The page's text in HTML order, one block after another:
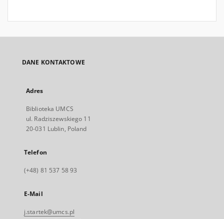
DANE KONTAKTOWE
Adres
Biblioteka UMCS
ul. Radziszewskiego 11
20-031 Lublin, Poland
Telefon
(+48) 81 537 58 93
E-Mail
j.startek@umcs.pl